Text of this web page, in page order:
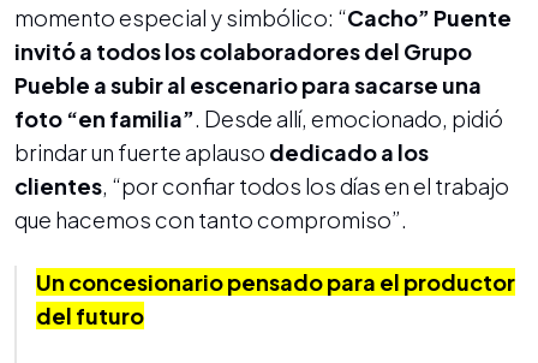
momento especial y simbólico: “Cacho” Puente
invitó a todos los colaboradores del Grupo
Pueble a subir al escenario para sacarse una
foto “en familia”. Desde allí, emocionado, pidió
brindar un fuerte aplauso dedicado a los
clientes, “por confiar todos los días en el trabajo
que hacemos con tanto compromiso”.
Un concesionario pensado para el productor
del futuro